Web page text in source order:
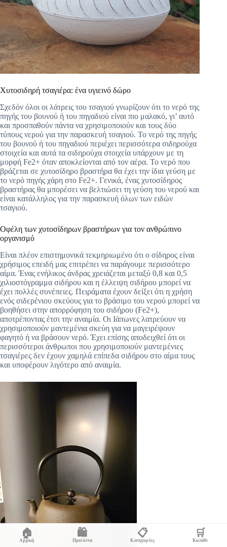
Χυτοσιδηρή τσαγιέρα: ένα υγιεινό δώρο
Σχεδόν όλοι οι λάτρεις του τσαγιού γνωρίζουν ότι το νερό της
πηγής του βουνού ή του πηγαδιού είναι πιο μαλακό, γι’ αυτό
και προσπαθούν πάντα να χρησιμοποιούν και τους δύο
τύπους νερού για την παρασκευή τσαγιού. Το νερό της πηγής
του βουνού ή του πηγαδιού περιέχει περισσότερα σιδηρούχα
στοιχεία και αυτά τα σιδηρούχα στοιχεία υπάρχουν με τη
μορφή Fe2+ όταν αποκλείονται από τον αέρα. Το νερό που
βράζεται σε χυτοσίδηρο βραστήρα θα έχει την ίδια γεύση με
το νερό πηγής χάρη στο Fe2+. Γενικά, ένας χυτοσίδηρος
βραστήρας θα μπορέσει να βελτιώσει τη γεύση του νερού και
είναι κατάλληλος για την παρασκευή όλων των ειδών
τσαγιού.
Οφέλη των χυτοσίδηρων βραστήρων για τον ανθρώπινο
οργανισμό
Είναι πλέον επιστημονικά τεκμηριωμένο ότι ο σίδηρος είναι
χρήσιμος επειδή μας επιτρέπει να παράγουμε περισσότερο
αίμα. Ένας ενήλικος άνδρας χρειάζεται μεταξύ 0,8 και 0,5
χιλιοστόγραμμα σιδήρου και η έλλειψη σιδήρου μπορεί να
έχει πολλές συνέπειες. Πειράματα έχουν δείξει ότι η χρήση
ενός σιδερένιου σκεύους για το βράσιμο του νερού μπορεί να
βοηθήσει στην απορρόφηση του σιδήρου (Fe2+),
αποτρέποντας έτσι την αναιμία. Οι Ιάπωνες λατρεύουν να
χρησιμοποιούν μαντεμένια σκεύη για να μαγειρέψουν
φαγητό ή να βράσουν νερό. Έχει επίσης αποδειχθεί ότι οι
περισσότεροι άνθρωποι που χρησιμοποιούν μαντεμένιες
τσαγιέρες δεν έχουν χαμηλά επίπεδα σιδήρου στο αίμα τους
και υποφέρουν λιγότερο από αναιμία.
🏠
Αρχική
🛍️
Προϊόντα
📋
Κατηγορίες
🛒
Καλάθι